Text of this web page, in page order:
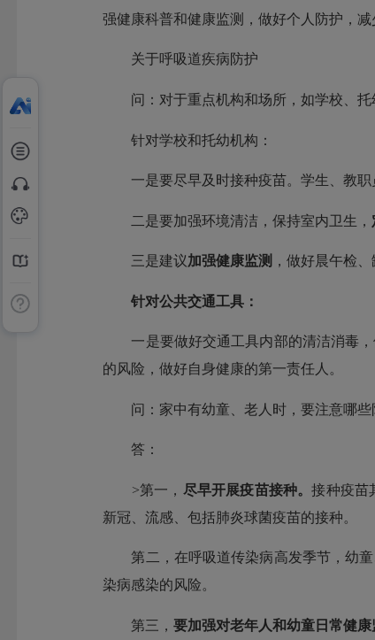
强健康科普和健康监测，做好个人防护，
关于呼吸道疾病防护
问：对于重点机构和场所，如学校、托
针对学校和托幼机构：
一是要尽早及时接种疫苗。学生、教职
二是要加强环境清洁，保持室内卫生，
三是建议加强健康监测 ，做好晨午检
针对公共交通工具：
一是要做好交通工具内部的清洁消毒，
的风险，做好自身健康的第一责任人。
问：家中有幼童、老人时，要注意哪些
答：
>第一， 尽早开展疫苗接种。接种疫苗
新冠、流感、包括肺炎球菌疫苗的接种。
第二，在呼吸道传染病高发季节，幼童
染病感染的风险。
第三，要加强对老年人和幼童日常健康